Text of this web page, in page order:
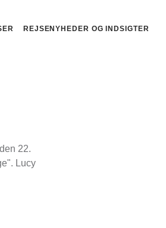
REJSENYHEDER OG INDSIGTER
22.
Lucy